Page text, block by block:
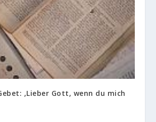
‚Lieber Gott, wenn du mich